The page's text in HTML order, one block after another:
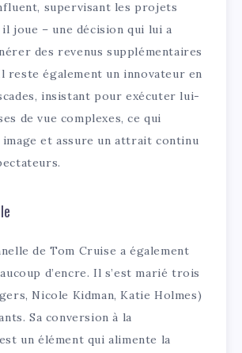
supervisant les projets
il joue – une décision qui lui a
des revenus supplémentaires
reste également un innovateur en
insistant pour exécuter lui-
de vue complexes, ce qui
image et assure un attrait continu
de Tom Cruise a également
d’encre. Il s’est marié trois
Nicole Kidman, Katie Holmes)
Sa conversion à la
un élément qui alimente la